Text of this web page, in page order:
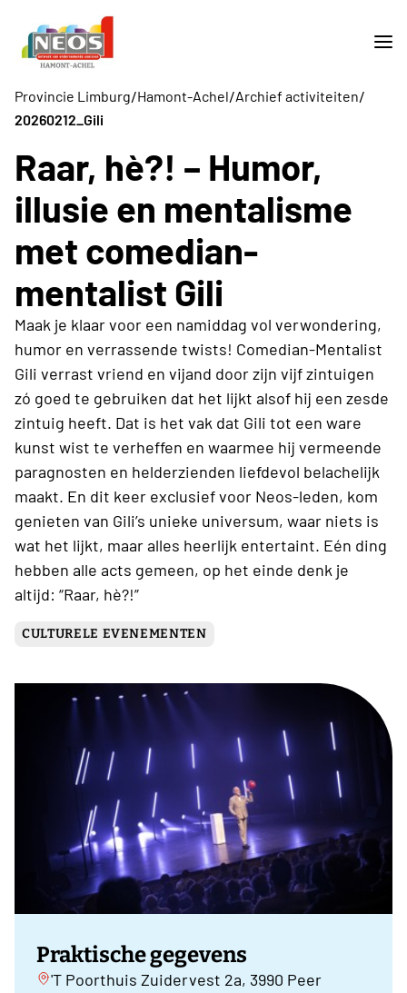
Provincie Limburg/Hamont-Achel/Archief activiteiten/
20260212_Gili
Raar, hè?! – Humor,
illusie en mentalisme
met comedian-
mentalist Gili
Maak je klaar voor een namiddag vol verwondering,
humor en verrassende twists! Comedian-Mentalist
Gili verrast vriend en vijand door zijn vijf zintuigen
zó goed te gebruiken dat het lijkt alsof hij een zesde
zintuig heeft. Dat is het vak dat Gili tot een ware
kunst wist te verheffen en waarmee hij vermeende
paragnosten en helderzienden liefdevol belachelijk
maakt. En dit keer exclusief voor Neos-leden, kom
genieten van Gili’s unieke universum, waar niets is
wat het lijkt, maar alles heerlijk entertaint. Eén ding
hebben alle acts gemeen, op het einde denk je
altijd: “Raar, hè?!”
CULTURELE EVENEMENTEN
Praktische gegevens
'T Poorthuis Zuidervest 2a, 3990 Peer